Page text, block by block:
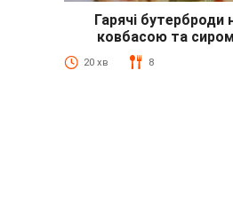
Гарячі бутерброди
ковбасою та сиром
20 хв 8